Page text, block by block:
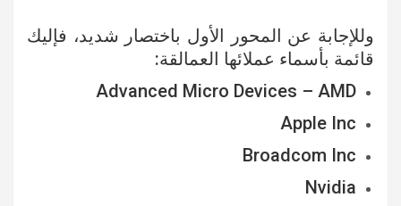
وللإجابة عن المحور الأول باختصار شديد، فإليك
قائمة بأسماء عملائها العمالقة:
Advanced Micro Devices – AMD
Apple Inc
Broadcom Inc
Nvidia